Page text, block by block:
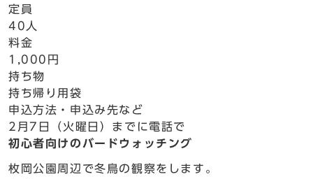
定員
40人
料金
1,000円
持ち物
持ち帰り用袋
申込方法・申込み先など
2月7日（火曜日）までに電話で
初心者向けのバードウォッチング
枚岡公園周辺で冬鳥の観察をします。